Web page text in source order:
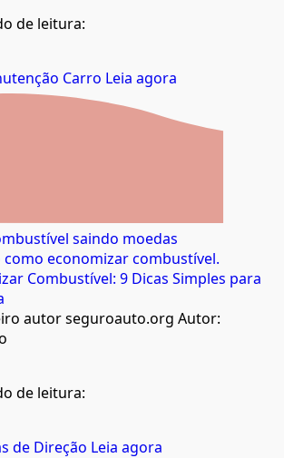
de leitura:
Carro Leia agora
Combustível: 9 Dicas Simples para
Autor:
de leitura:
de Direção Leia agora